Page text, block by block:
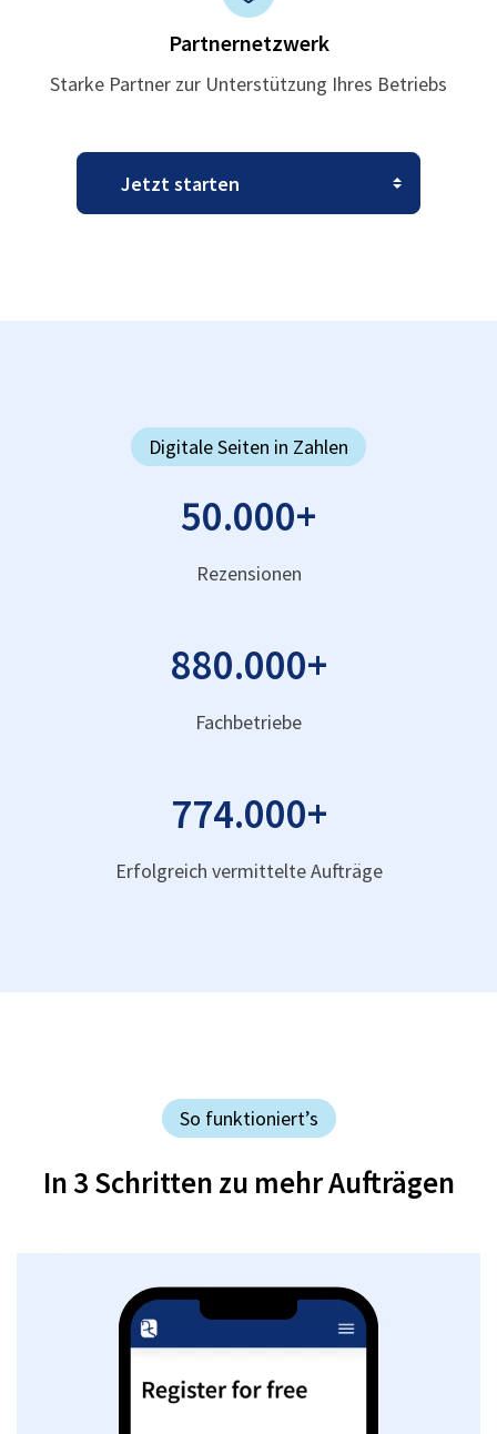
Partnernetzwerk
Starke Partner zur Unterstützung Ihres Betriebs
Digitale Seiten in Zahlen
50.000+
Rezensionen
880.000+
Fachbetriebe
774.000+
Erfolgreich vermittelte Aufträge
So funktioniert’s
In 3 Schritten zu mehr Aufträgen